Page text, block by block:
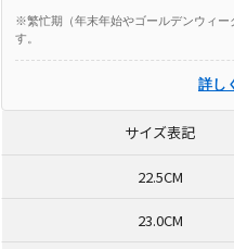
※繁忙期（年末年始やゴールデンウィー
す。
詳し
サイズ表記
22.5CM
23.0CM